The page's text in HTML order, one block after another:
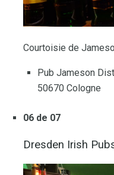
Courtoisie de
Pub Jameson
50670 Cologne
06 de 07
Dresden Irish